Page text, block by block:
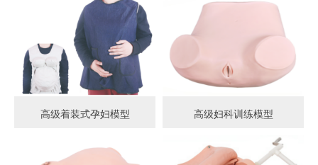
高级着装式孕妇模型 高级妇科训练模型